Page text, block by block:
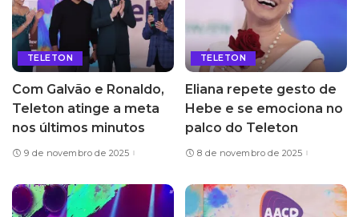
TELETON
Com Galvão e Ronaldo,
Teleton atinge a meta
nos últimos minutos
9 de novembro de 2025
TELETON
Eliana repete gesto de
Hebe e se emociona no
palco do Teleton
8 de novembro de 2025